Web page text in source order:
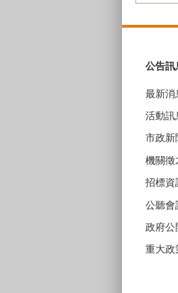
公告訊
最新消
活動訊
市政新
機關徵
招標資
公聽會
政府公
重大政